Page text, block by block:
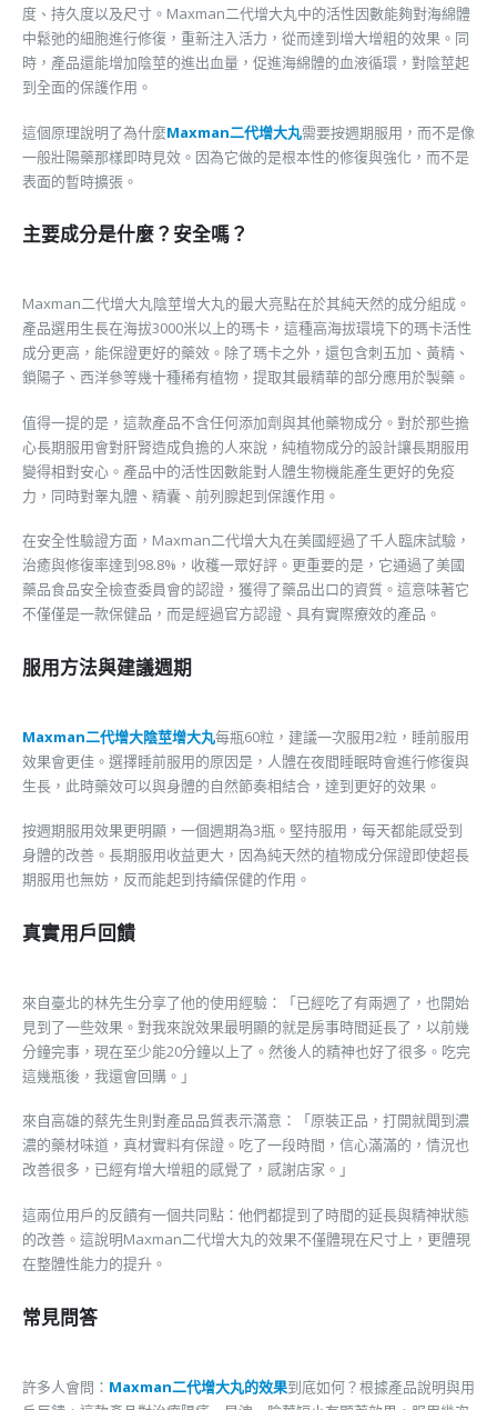
度、持久度以及尺寸。Maxman二代增大丸中的活性因數能夠對海綿體
中鬆弛的細胞進行修復，重新注入活力，從而達到增大增粗的效果。同
時，產品還能增加陰莖的進出血量，促進海綿體的血液循環，對陰莖起
到全面的保護作用。
這個原理說明了為什麼Maxman二代增大丸需要按週期服用，而不是像
一般壯陽藥那樣即時見效。因為它做的是根本性的修復與強化，而不是
表面的暫時擴張。
主要成分是什麼？安全嗎？
Maxman二代增大丸陰莖增大丸的最大亮點在於其純天然的成分組成。
產品選用生長在海拔3000米以上的瑪卡，這種高海拔環境下的瑪卡活性
成分更高，能保證更好的藥效。除了瑪卡之外，還包含刺五加、黃精、
鎖陽子、西洋參等幾十種稀有植物，提取其最精華的部分應用於製藥。
值得一提的是，這款產品不含任何添加劑與其他藥物成分。對於那些擔
心長期服用會對肝腎造成負擔的人來說，純植物成分的設計讓長期服用
變得相對安心。產品中的活性因數能對人體生物機能產生更好的免疫
力，同時對睾丸體、精囊、前列腺起到保護作用。
在安全性驗證方面，Maxman二代增大丸在美國經過了千人臨床試驗，
治癒與修復率達到98.8%，收穫一眾好評。更重要的是，它通過了美國
藥品食品安全檢查委員會的認證，獲得了藥品出口的資質。這意味著它
不僅僅是一款保健品，而是經過官方認證、具有實際療效的產品。
服用方法與建議週期
Maxman二代增大陰莖增大丸每瓶60粒，建議一次服用2粒，睡前服用
效果會更佳。選擇睡前服用的原因是，人體在夜間睡眠時會進行修復與
生長，此時藥效可以與身體的自然節奏相結合，達到更好的效果。
按週期服用效果更明顯，一個週期為3瓶。堅持服用，每天都能感受到
身體的改善。長期服用收益更大，因為純天然的植物成分保證即使超長
期服用也無妨，反而能起到持續保健的作用。
真實用戶回饋
來自臺北的林先生分享了他的使用經驗：「已經吃了有兩週了，也開始
見到了一些效果。對我來說效果最明顯的就是房事時間延長了，以前幾
分鐘完事，現在至少能20分鐘以上了。然後人的精神也好了很多。吃完
這幾瓶後，我還會回購。」
來自高雄的蔡先生則對產品品質表示滿意：「原裝正品，打開就聞到濃
濃的藥材味道，真材實料有保證。吃了一段時間，信心滿滿的，情況也
改善很多，已經有增大增粗的感覺了，感謝店家。」
這兩位用戶的反饋有一個共同點：他們都提到了時間的延長與精神狀態
的改善。這說明Maxman二代增大丸的效果不僅體現在尺寸上，更體現
在整體性能力的提升。
常見問答
許多人會問： Maxman二代增大丸的效果到底如何？根據產品說明與用